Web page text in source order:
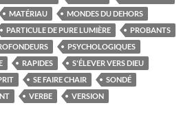
MATÉRIAU
MONDES DU DEHORS
PARTICULE DE PURE LUMIÈRE
PROBANTS
PSYCHOLOGIQUES
RAPIDES
S'ÉLEVER VERS DIEU
SE FAIRE CHAIR
SONDÉ
VERBE
VERSION